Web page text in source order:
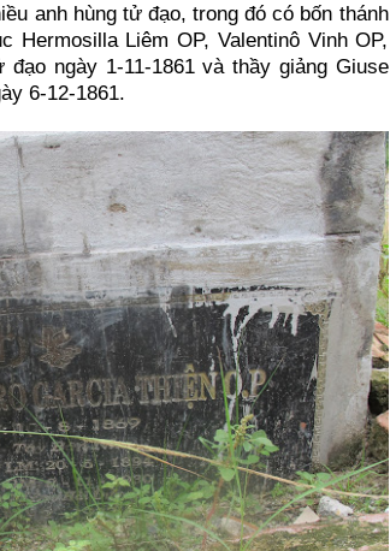
anh hùng tử đạo, trong đó có bốn thánh
Liêm OP, Valentinô Vinh OP,
ngày 1-11-1861 và thầy giảng Giuse
6-12-1861.